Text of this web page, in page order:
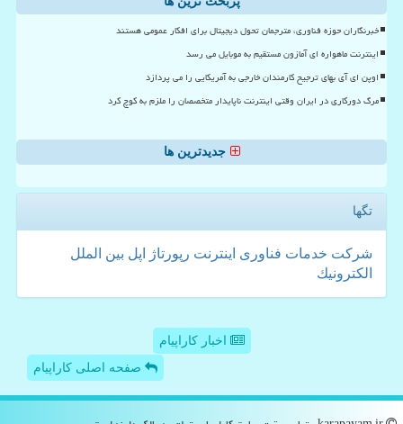
خبرنگاران حوزه فناوری، مترجمان تحول دیجیتال برای افکار عمومی هستند
اینترنت ماهواره ای آمازون مستقیم به موبایل می رسد
اوپن ای آی بهای ترجیح کارمندان خارجی به آمریکایی را می پردازد
مرگ دورکاری در ایران وقتی اینترنت ناپایدار متخصصان را ملزم به کوچ کرد
جدیدترین ها
تگها
شركت خدمات فناوری اینترنت رپورتاژ اپل بین الملل
الكترونیك
اخبار کاراپیام
صفحه اصلی کاراپیام